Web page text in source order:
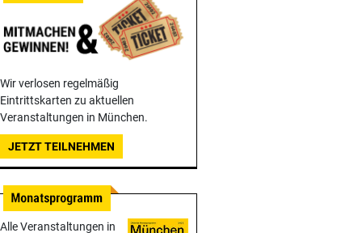
Wir verlosen regelmäßig
Eintrittskarten zu aktuellen
Veranstaltungen in München.
JETZT TEILNEHMEN
Alle Veranstaltungen in